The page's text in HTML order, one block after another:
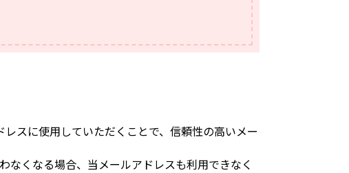
スに使用していただくことで、信頼性の高いメー
なくなる場合、当メールアドレスも利用できなく